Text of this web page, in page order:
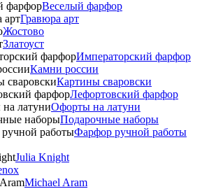
Веселый фарфор
Гравюра арт
Жостово
Златоуст
Императорский фарфор
Камни россии
Картины сваровски
Лефортовский фарфор
Офорты на латуни
Подарочные наборы
Фарфор ручной работы
Julia Knight
Michael Aram